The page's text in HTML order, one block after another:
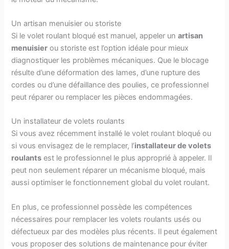
Un artisan menuisier ou storiste
Si le volet roulant bloqué est manuel, appeler unartisan
menuisier ou storiste est l’option idéale pour mieux
diagnostiquer les problèmes mécaniques. Que le blocage
résulte d’une déformation des lames, d’une rupture des
cordes ou d’une défaillance des poulies, ce professionnel
peut réparer ou remplacer les pièces endommagées.
Un installateur de volets roulants
Si vous avez récemment installé le volet roulant bloqué ou
si vous envisagez de le remplacer, l’installateur de volets
roulants est le professionnel le plus approprié à appeler. Il
peut non seulement réparer un mécanisme bloqué, mais
aussi optimiser le fonctionnement global du volet roulant.
En plus, ce professionnel possède les compétences
nécessaires pour remplacer les volets roulants usés ou
défectueux par des modèles plus récents. Il peut également
vous proposer des solutions de maintenance pour éviter